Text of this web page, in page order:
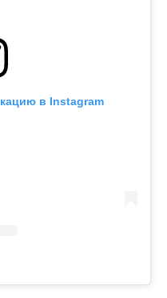
в Instagram